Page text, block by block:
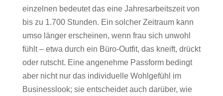
einzelnen bedeutet das eine Jahresarbeitszeit von
bis zu 1.700 Stunden. Ein solcher Zeitraum kann
umso länger erscheinen, wenn frau sich unwohl
fühlt – etwa durch ein Büro-Outfit, das kneift, drückt
oder rutscht. Eine angenehme Passform bedingt
aber nicht nur das individuelle Wohlgefühl im
Businesslook; sie entscheidet auch darüber, wie